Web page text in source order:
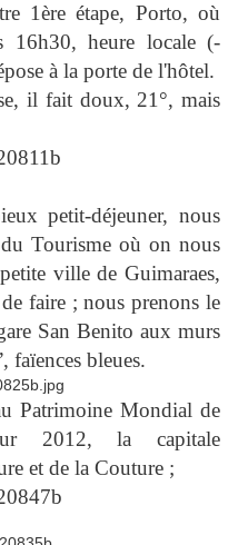
1ère étape, Porto, où
16h30, heure locale (-
à la porte de l'hôtel.
il fait doux, 21°, mais
petit-déjeuner, nous
Tourisme où on nous
ville de Guimaraes,
faire ; nous prenons le
San Benito aux murs
faïences bleues.
Patrimoine Mondial de
2012, la capitale
et de la Couture ;